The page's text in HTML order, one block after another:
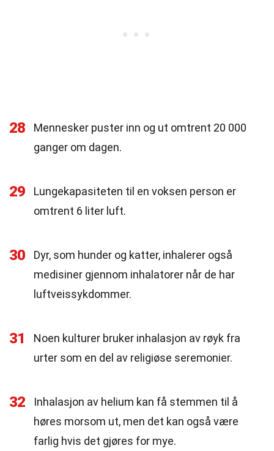
28
Mennesker puster inn og ut omtrent 20 000
ganger om dagen.
29
Lungekapasiteten til en voksen person er
omtrent 6 liter luft.
30
Dyr, som hunder og katter, inhalerer også
medisiner gjennom inhalatorer når de har
luftveissykdommer.
31
Noen kulturer bruker inhalasjon av røyk fra
urter som en del av religiøse seremonier.
32
Inhalasjon av helium kan få stemmen til å
høres morsom ut, men det kan også være
farlig hvis det gjøres for mye.